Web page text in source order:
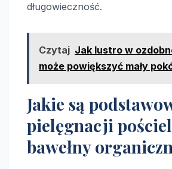
długowieczność.
Czytaj Jak lustro w
może powiększyć mały
Jakie są
pielęgnacji
bawełny